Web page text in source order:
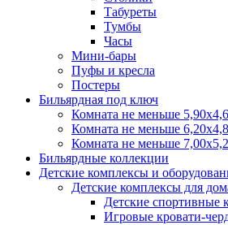
Табуреты
Тумбы
Часы
Мини-бары
Пуфы и кресла
Постеры
Бильярдная под ключ
Комната не меньше
Комната не меньше
Комната не меньше
Бильярдные коллекции
Детские комплексы и
Детские комплексы для
Детские спортивные
Игровые кровати-